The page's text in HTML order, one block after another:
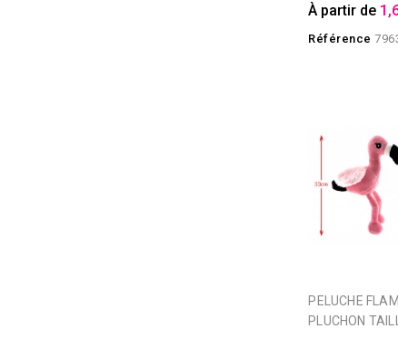
À partir de
Référence
PELUCHE FLAMANT ROSE
PLUCHON